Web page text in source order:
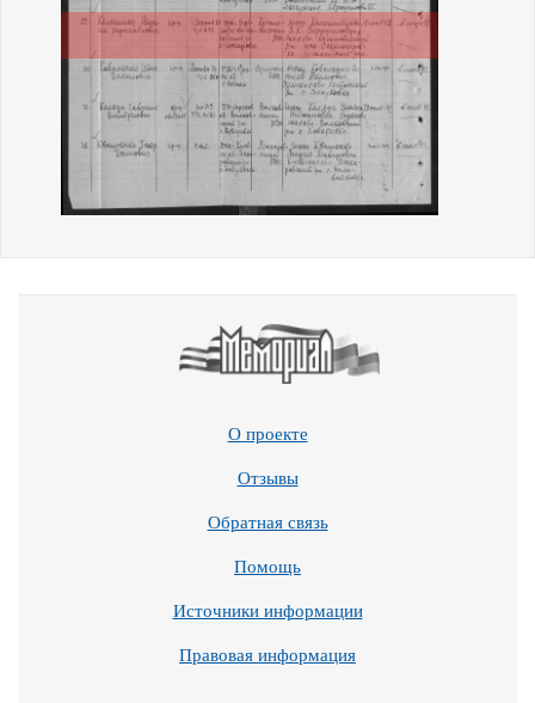
О проекте
Отзывы
Обратная связь
Помощь
Источники информации
Правовая информация